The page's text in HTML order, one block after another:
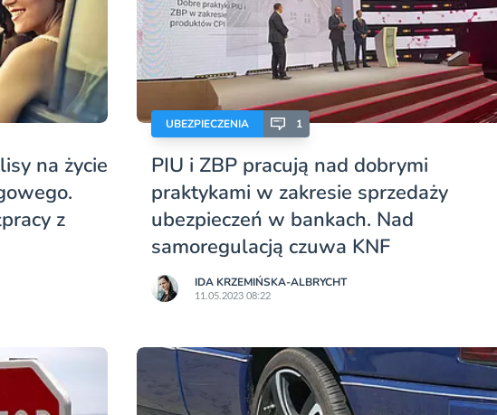
na życie
z
UBEZPIECZENIA 1
PIU i ZBP pracują nad dobrymi
praktykami w zakresie sprzedaży
ubezpieczeń w bankach. Nad
samoregulacją czuwa KNF
IDA KRZEMIŃSKA-ALBRYCHT
11.05.2023 08:22